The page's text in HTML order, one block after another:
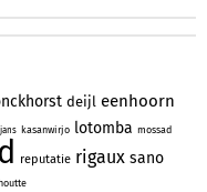
deijl eenhoorn
jans kasanwirjo lotomba mossad
reputatie rigaux sano